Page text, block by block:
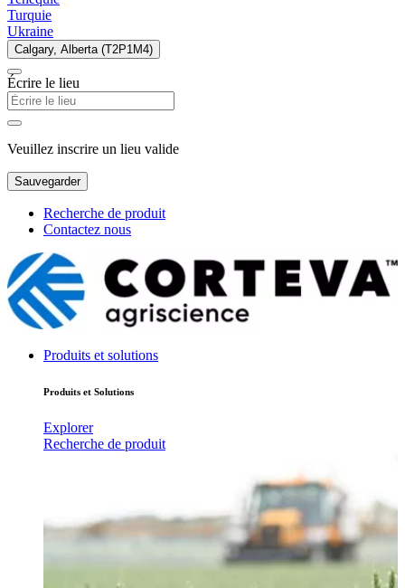
Turquie
Ukraine
Calgary, Alberta (T2P1M4)
Écrire le lieu
Veuillez inscrire un lieu valide
Sauvegarder
Recherche de produit
Contactez nous
Produits et solutions
Produits et Solutions
Explorer
Recherche de produit